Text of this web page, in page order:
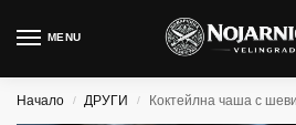
MENU
Начало / ДРУГИ / Коктейлна чаша с